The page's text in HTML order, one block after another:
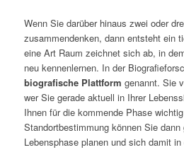
Wenn Sie darüber hinaus zwei oder
zusammendenken, dann entsteht ein
eine Art Raum zeichnet sich ab, in
neu kennenlernen. In der
biografische Plattform genannt. Sie
wer Sie gerade aktuell in Ihrer
Ihnen für die kommende Phase
Standortbestimmung können Sie
Lebensphase planen und sich damit in